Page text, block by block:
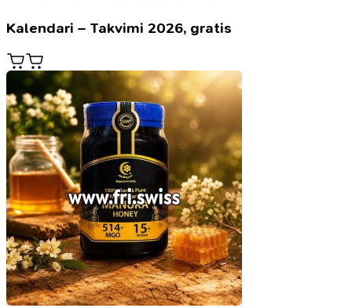
Kalendari – Takvimi 2026, gratis